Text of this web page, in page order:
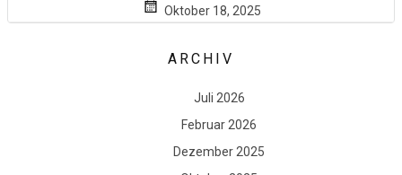
Oktober 18, 2025
ARCHIV
Juli 2026
Februar 2026
Dezember 2025